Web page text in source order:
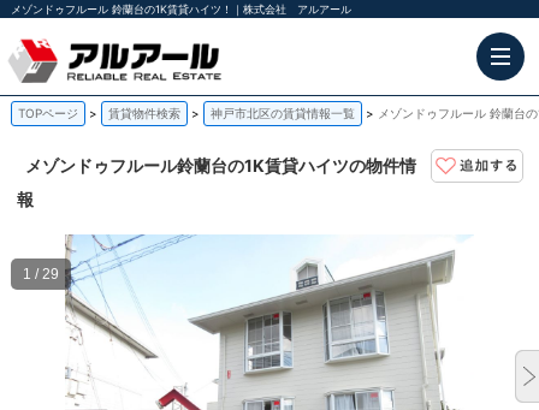
メゾンドゥフルール 鈴蘭台の1K賃貸ハイツ！｜株式会社 アルアール
TOPページ 賃貸物件検索 神戸市北区の賃貸情報一覧 メゾンドゥフルール 鈴蘭台
メゾンドゥフルール鈴蘭台の1K賃貸ハイツの物件情
報
1 / 29